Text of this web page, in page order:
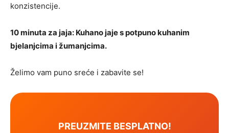
konzistencije.
10 minuta za jaja: Kuhano jaje s potpuno kuhanim
bjelanjcima i žumanjcima.
Želimo vam puno sreće i zabavite se!
PREUZMITE BESPLATNO!